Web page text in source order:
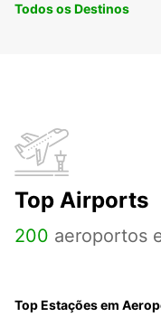
Todos os Destinos
Top Airports
200 aeroportos
Top Estações em